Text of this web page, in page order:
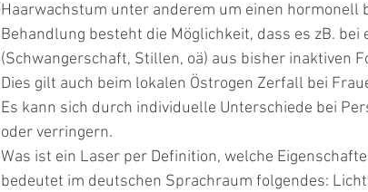
Haarwachstum unter anderem um einen hormonell
Behandlung besteht die Möglichkeit, dass es zB.
(Schwangerschaft, Stillen, oä) aus bisher inaktiven
Dies gilt auch beim lokalen Östrogen Zerfall bei
Es kann sich durch individuelle Unterschiede bei
oder verringern.
Was ist ein Laser per Definition, welche
bedeutet im deutschen Sprachraum folgendes: